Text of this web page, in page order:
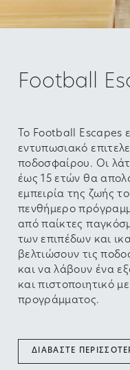
Football
Το Football Escapes
εντυπωσιακό
ποδοσφαίρου. Οι
έως 15 ετών θα
εμπειρία της ζωής
πενθήμερο
από παίκτες
των επιπέδων και
βελτιώσουν τις
και να λάβουν ένα
και πιστοποιητικό
προγράμματος.
ΔΙΑΒΆΣΤΕ